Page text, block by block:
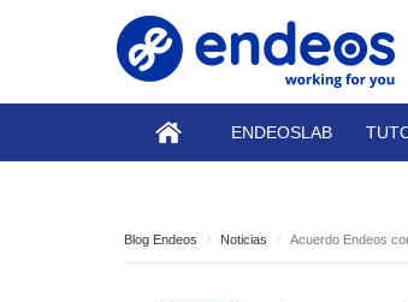
ENDEOSLAB
Blog Endeos Noticias Acuerdo Endeos